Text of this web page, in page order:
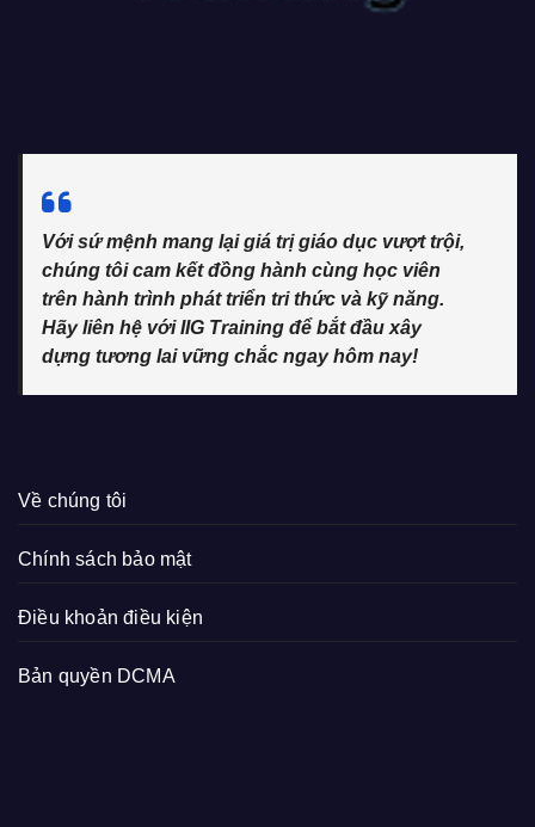
Với sứ mệnh mang lại giá trị giáo dục vượt trội,
chúng tôi cam kết đồng hành cùng học viên
trên hành trình phát triển tri thức và kỹ năng.
Hãy liên hệ với IIG Training để bắt đầu xây
dựng tương lai vững chắc ngay hôm nay!
Về chúng tôi
Chính sách bảo mật
Điều khoản điều kiện
Bản quyền DCMA